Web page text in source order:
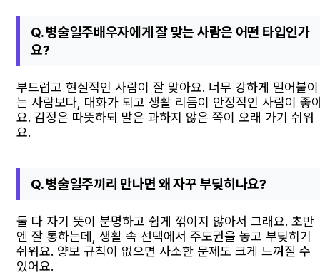
Q. 병술일주배우자에게 잘 맞는 사람은 어떤 타입인가
요?
부드럽고 현실적인 사람이 잘 맞아요. 너무 강하게 밀어붙이
는 사람보다, 대화가 되고 생활 리듬이 안정적인 사람이 좋
요. 감정은 따뜻하되 말은 과하지 않은 쪽이 오래 가기 쉬워
요.
Q. 병술일주끼리 만나면 왜 자꾸 부딪히나요?
둘 다 자기 뜻이 분명하고 쉽게 꺾이지 않아서 그래요. 초반
엔 잘 통하는데, 생활 속 선택에서 주도권을 놓고 부딪히기
쉬워요. 양보 규칙이 없으면 사소한 문제도 크게 느껴질 수
있어요.